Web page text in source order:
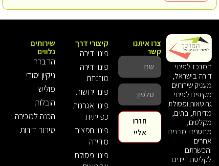
המרכז לפינוי
דירה בישראל,
מעניק שירותים
מקיפים לפינוי
גרוטאות ופסולת
מדירות, בתים,
מקלטים,
מחסנים ומבנים
אחרים
והכשרתם
לקליטת דיירים
קיצורי דרך
פינוי דירה
פינוי דירה
מוזנחת
פינוי ירושות
פינוי אגרנות
כפייתית
פינוי חפצים
מדירה
פינוי פסולת
שירותים
נלווים
הדברה
ניקיון יסודי
פוליש
הובלות
הכנה למכירה
סידור דירות
צרו איתנו
קשר
חזרו
אליי